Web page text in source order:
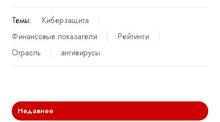
Темы:
Киберзащита
Финансовые показатели
Рейтинги
Отрасль
антивирусы
Недавнее